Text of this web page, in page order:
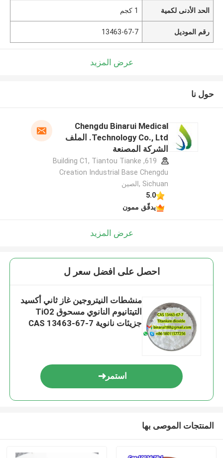
الحد الأدنى لكمية 1 كجم
رقم الموديل 13463-67-7
عرض المزيد
حول نا
Chengdu Binarui Medical
Technology Co., Ltd. الملف
الشركة المصنعة
619, Building C1, Tiantou Tianke
Creation Industrial Base Chengdu
Sichuan ,الصين
5.0
يدقّق ممون
عرض المزيد
احصل على افضل سعر ل
منشطات النيتروجين غاز ثاني أكسيد
التيتانيوم النانوي مسحوق TiO2
جزيئات نانوية CAS 13463-67-7
استمر
المنتجات الموصى بها